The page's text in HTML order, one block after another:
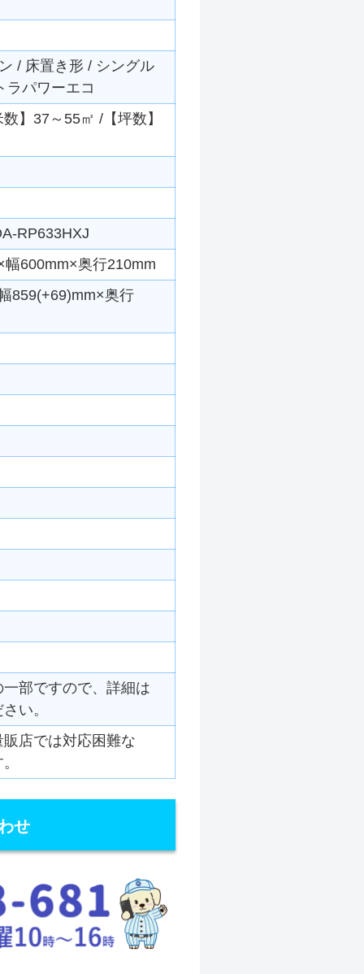
/ 床置き形 / シングル
ラパワーエコ
】37～55㎡ /【坪数】
RP633HXJ
600mm×奥行210mm
859(+69)mm×奥行
部ですので、詳細は
い。
店では対応困難な
せ